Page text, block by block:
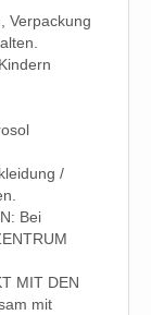
Verpackung
/
Bei
MIT DEN
mit